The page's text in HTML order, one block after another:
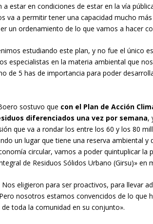
estar en condiciones de estar en la vía
va a permitir tener una capacidad mucho
un ordenamiento de lo que vamos a hacer
estudiando este plan, y no fue el único
especialistas en la materia ambiental que
de 5 has de importancia para poder
sostuvo que con el Plan de Acción
diferenciados una vez por semana,
que va a rondar los entre los 60 y los 80
un lugar que tiene una reserva ambiental y
circular, vamos a poder quintuplicar la
de Residuos Sólidos Urbano (Girsu)» en
eligieron para ser proactivos, para llevar
nosotros estamos convencidos de lo que
toda la comunidad en su conjunto».